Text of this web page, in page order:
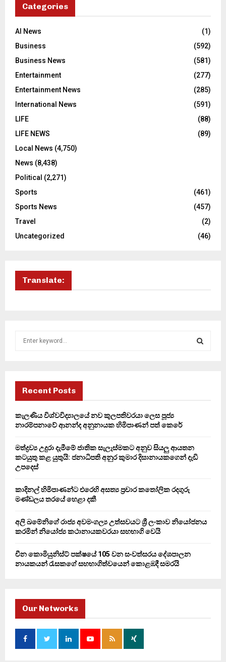
Categories
AI News
(1)
Business
(592)
Business News
(581)
Entertainment
(277)
Entertainment News
(285)
International News
(591)
LIFE
(88)
LIFE NEWS
(89)
Local News (4,750)
News (8,438)
Political (2,271)
Sports
(461)
Sports News
(457)
Travel
(2)
Uncategorized
(46)
Translate:
f
r
H
Recent Posts
කැලණිය විශ්වවිද්‍යාලයේ නව කුලපතිවරයා ලෙස පූජ්‍ය
නාරම්පනාවේ ආනන්ද අනුනායක හිමිපාණන් පත් කෙරේ
මත්ද්‍රව්‍ය උදුරා දැමීමේ ජාතික සැලැස්මකට අනුව සියලු ආයතන
කටයුතු කළ යුතුයි: ජනාධිපති අනුර කුමාර දිසානායකගෙන් දැඩි
උපදෙස්
කාදිනල් හිමිපාණන්ට එරෙහි අසත්‍ය ප්‍රචාර කතෝලික රදගුරු
මණ්ඩලය තරයේ හෙළා දකී
අලි ඛමේනිගේ රාජ්‍ය අවමංගල්‍ය උත්සවයට ශ්‍රී ලංකාව නියෝජනය
කරමින් නියෝජ්‍ය කථානායකවරයා සහභාගි වෙයි
චීන කොමියුනිස්ට් පක්ෂයේ 105 වන සංවත්සරය දේශපාලන
නායකයන් රැසකගේ සහභාගිත්වයෙන් කොළඹදී සමරයි
Our Networks